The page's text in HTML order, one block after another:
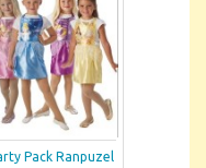
Pack Ranpuzel